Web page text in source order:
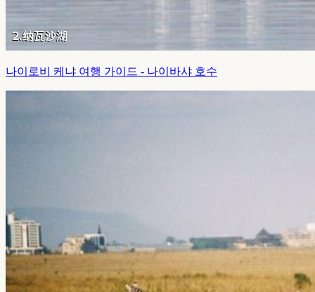
나이로비 케냐 여행 가이드 - 나이바샤 호수